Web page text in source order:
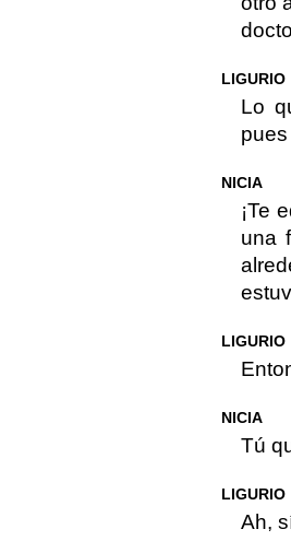
LIGURIO
Lo
NICIA
¡Te
una
LIGURIO
NICIA
Tú
LIGURIO
Ah,